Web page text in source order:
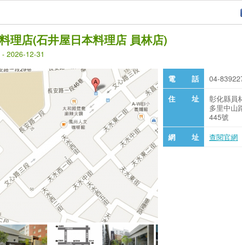
理店(石井屋日本料理店 員林店)
2026-12-31
電 話
04-
住 址
彰化縣員
多里中山
445號
網 址
查閱官網